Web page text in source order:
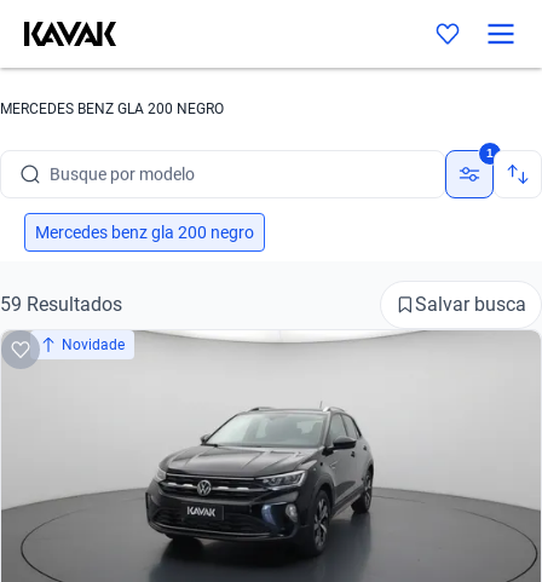
MERCEDES BENZ GLA 200 NEGRO
Busque por marca
Busque por versão
Busque por ano
Busque por modelo
1
Mercedes benz gla 200 negro
59 Resultados Salvar busca
Novidade